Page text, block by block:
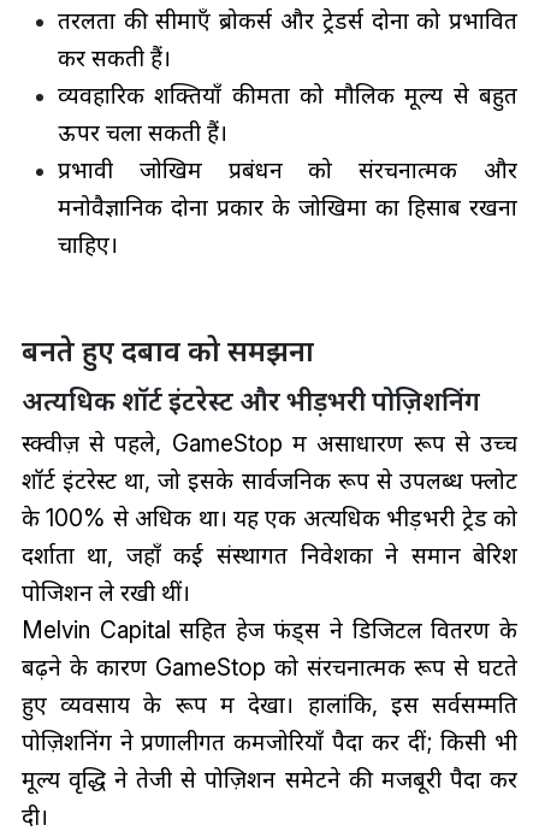
तरलता की सीमाएँ ब्रोकर्स और ट्रेडर्स दोनों को प्रभावित
कर सकती हैं।
व्यवहारिक शक्तियाँ कीमतों को मौलिक मूल्य से बहुत
ऊपर चला सकती हैं।
प्रभावी जोखिम प्रबंधन को संरचनात्मक और
मनोवैज्ञानिक दोनों प्रकार के जोखिमों का हिसाब रखना
चाहिए।
बनते हुए दबाव को समझना
अत्यधिक शॉर्ट इंटरेस्ट और भीड़भरी पोज़िशनिंग
स्क्वीज़ से पहले, GameStop में असाधारण रूप से उच्च
शॉर्ट इंटरेस्ट था, जो इसके सार्वजनिक रूप से उपलब्ध फ्लोट
के 100% से अधिक था। यह एक अत्यधिक भीड़भरी ट्रेड को
दर्शाता था, जहाँ कई संस्थागत निवेशकों ने समान बेरिश
पोजिशन ले रखी थीं।
Melvin Capital सहित हेज फंड्स ने डिजिटल वितरण के
बढ़ने के कारण GameStop को संरचनात्मक रूप से घटते
हुए व्यवसाय के रूप में देखा। हालांकि, इस सर्वसम्मति
पोज़िशनिंग ने प्रणालीगत कमजोरियाँ पैदा कर दीं; किसी भी
मूल्य वृद्धि ने तेजी से पोज़िशन समेटने की मजबूरी पैदा कर
दी।